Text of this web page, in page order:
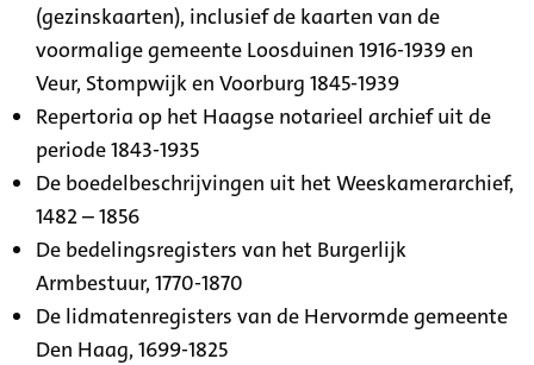
(gezinskaarten), inclusief de kaarten van de
voormalige gemeente Loosduinen 1916-1939 en
Veur, Stompwijk en Voorburg 1845-1939
Repertoria op het Haagse notarieel archief uit de
periode 1843-1935
De boedelbeschrijvingen uit het Weeskamerarchief,
1482 – 1856
De bedelingsregisters van het Burgerlijk
Armbestuur, 1770-1870
De lidmatenregisters van de Hervormde gemeente
Den Haag, 1699-1825